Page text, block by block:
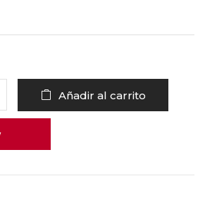
Añadir al carrito